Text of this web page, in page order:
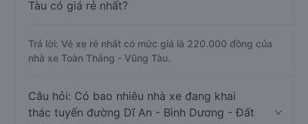
Tàu có giá rẻ nhất?
Trả lời: Vé xe rẻ nhất có mức giá là 220.000 đồng của
nhà xe Toàn Thắng - Vũng Tàu.
Câu hỏi: Có bao nhiêu nhà xe đang khai
thác tuyến đường Dĩ An - Bình Dương - Đất